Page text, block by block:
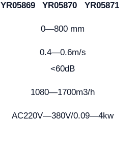
YR05869 YR05870
YR05871
0—800 mm
0.4—0.6m/s
<60dB
1080—1700m3/h
AC220V—380V/0.09—4kw